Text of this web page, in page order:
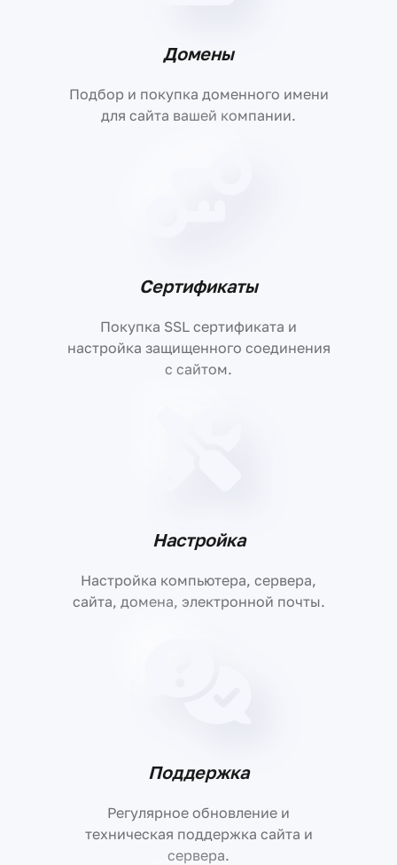
Домены
Подбор и покупка доменного имени
для сайта вашей компании.
Сертификаты
Покупка SSL сертификата и
настройка защищенного соединения
с сайтом.
Настройка
Настройка компьютера, сервера,
сайта, домена, электронной почты.
Поддержка
Регулярное обновление и
техническая поддержка сайта и
сервера.